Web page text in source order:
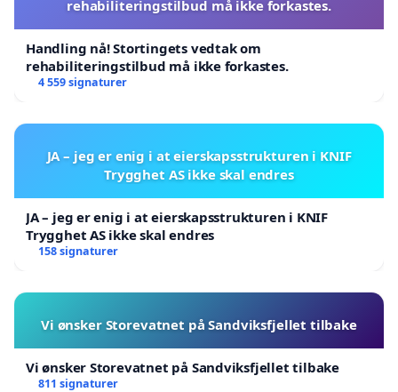
rehabiliteringstilbud må ikke forkastes.
Handling nå! Stortingets vedtak om
rehabiliteringstilbud må ikke forkastes.
4 559 signaturer
JA – jeg er enig i at eierskapsstrukturen i KNIF
Trygghet AS ikke skal endres
JA – jeg er enig i at eierskapsstrukturen i KNIF
Trygghet AS ikke skal endres
158 signaturer
Vi ønsker Storevatnet på Sandviksfjellet tilbake
Vi ønsker Storevatnet på Sandviksfjellet tilbake
811 signaturer